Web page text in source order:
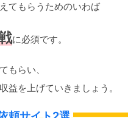
てもらうためのいわば
に必須です。
もらい、
益を上げていきましょう。